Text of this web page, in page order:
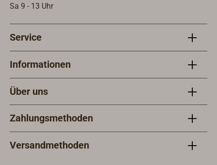
Sa 9 - 13 Uhr
Service
Informationen
Über uns
Zahlungsmethoden
Versandmethoden